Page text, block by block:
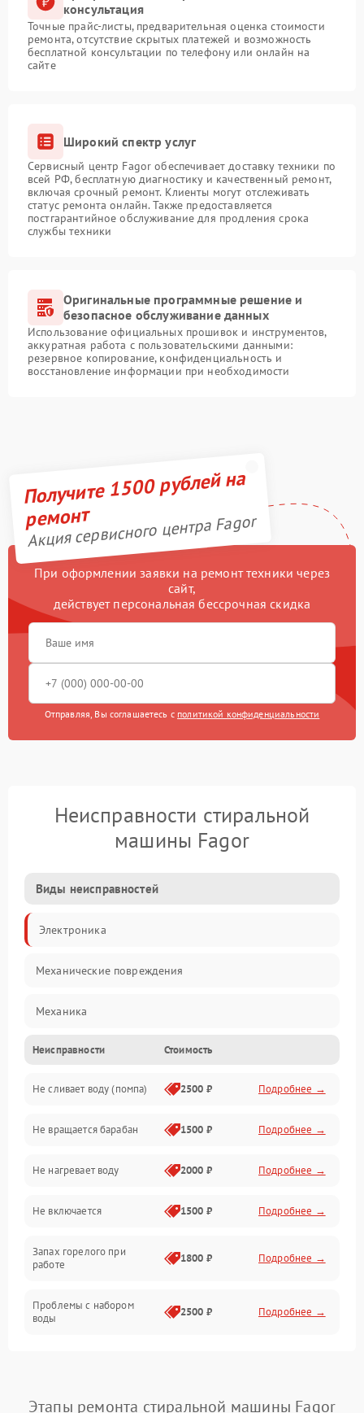
консультация
Точные прайс-листы, предварительная оценка стоимости
ремонта, отсутствие скрытых платежей и возможность
бесплатной консультации по телефону или онлайн на
сайте
Широкий спектр услуг
Сервисный центр Fagor обеспечивает доставку техники по
всей РФ, бесплатную диагностику и качественный ремонт,
включая срочный ремонт. Клиенты могут отслеживать
статус ремонта онлайн. Также предоставляется
постгарантийное обслуживание для продления срока
службы техники
Оригинальные программные решение и
безопасное обслуживание данных
Использование официальных прошивок и инструментов,
аккуратная работа с пользовательскими данными:
резервное копирование, конфиденциальность и
восстановление информации при необходимости
Получите 1500 рублей на
ремонт
Акция сервисного центра Fagor
При оформлении заявки на ремонт техники через
сайт,
действует персональная бессрочная скидка
Отправляя, Вы соглашаетесь с политикой конфиденциальности
Неисправности стиральной
машины Fagor
Виды неисправностей
Электроника
Механические повреждения
Механика
Электропитание
Водоснабжение
Слив
Программное обеспечение
Неисправности Стоимость
Не сливает воду (помпа) 2500 ₽ Подробнее →
Не вращается барабан 1500 ₽ Подробнее →
Не нагревает воду 2000 ₽ Подробнее →
Не включается 1500 ₽ Подробнее →
Запах горелого при
работе
1800 ₽ Подробнее →
Проблемы с набором
воды
2500 ₽ Подробнее →
Замена платы управления Подробнее →
Этапы ремонта стиральной машины Fagor